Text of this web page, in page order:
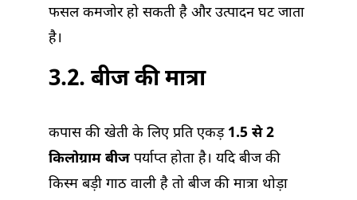
फसल कमजोर हो सकती है और उत्पादन घट जाता
है।
3.2. बीज की मात्रा
कपास की खेती के लिए प्रति एकड़ 1.5 से 2
किलोग्राम बीज पर्याप्त होता है। यदि बीज की
किस्म बड़ी गाठ वाली है तो बीज की मात्रा थोड़ा